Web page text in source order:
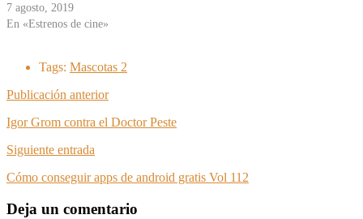
7 agosto, 2019
En «Estrenos de cine»
Tags: Mascotas 2
Publicación anterior
Igor Grom contra el Doctor Peste
Siguiente entrada
Cómo conseguir apps de android gratis Vol 112
Deja un comentario